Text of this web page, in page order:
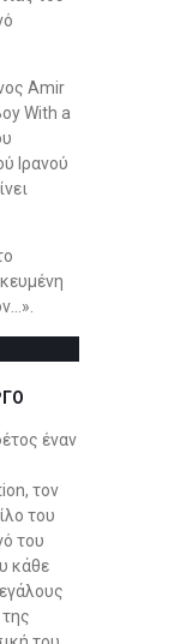
Amir
With a
Ιρανού
έναν
τον
του
του
κάθε